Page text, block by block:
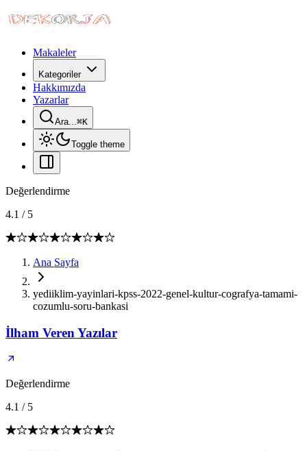
Makaleler
Kategoriler
Hakkımızda
Yazarlar
Ara...⌘K
Toggle theme
Değerlendirme
4.1 / 5
Ana Sayfa
yediiklim-yayinlari-kpss-2022-genel-kultur-cografya-tamami-
cozumlu-soru-bankasi
İlham Veren Yazılar
Değerlendirme
4.1 / 5